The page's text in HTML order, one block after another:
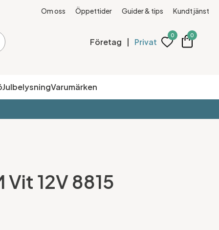
Om oss Öppettider Guider & tips Kundtjänst
Företag | Privat
0 0
JulbelysningVarumärken
Vit 12V 8815